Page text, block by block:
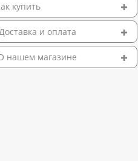
купить
и оплата
нашем магазине